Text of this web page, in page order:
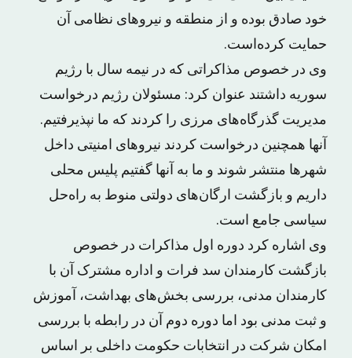
خود صادق بوده و از منطقه و نیروهای نظامی آن
حمایت کرده‌است.
وی در خصوص مذاکراتی که در نیمه سال با رژیم
سوریه داشتند عنوان کرد: مسئولان رژیم درخواست
مدیریت گذرگاه‌های مرزی را کردند که ما نپذیرفتیم.
آنها همچنین درخواست کردند نیروهای امنیتی داخل
شهرها منتشر شوند و ما به آنها گفتیم پلیس محلی
داریم و بازگشت ارگان‌های دولتی منوط به راه‌حل
سیاسی جامع است.
وی اشاره کرد دوره اول مذاکرات در خصوص
بازگشت کارمندان سد فرات و اداره مشترک آن با
کارمندان مدنی، بررسی بخش‌های بهداشت، آموزش
و ثبت مدنی بود اما دوره دوم آن در رابطه با بررسی
امکان شرکت در انتخابات حکومت داخلی بر اساس